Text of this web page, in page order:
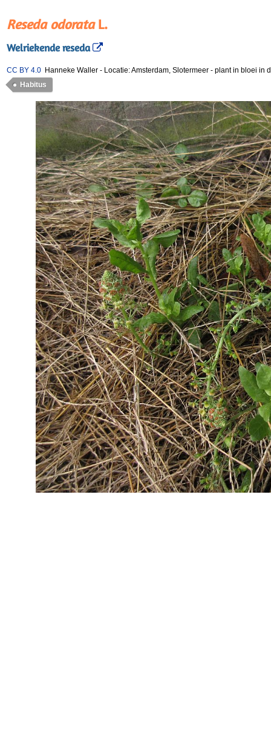
Reseda odorataL.
Welriekende reseda
CC BY 4.0 Hanneke Waller - Locatie: Amsterdam, Slotermeer - plant in bloei in
Habitus